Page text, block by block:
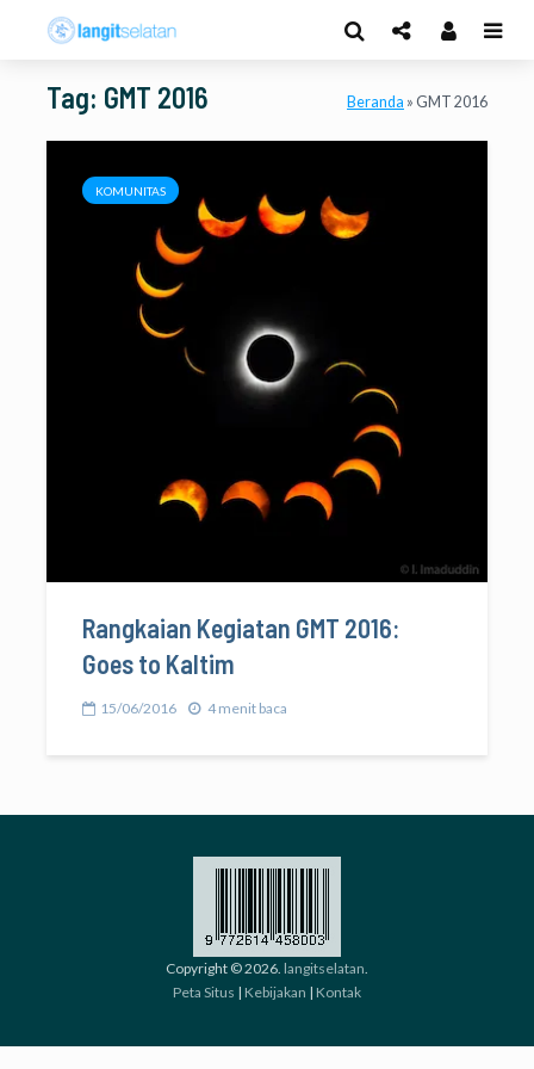
Tag: GMT 2016 Beranda » GMT 2016
KOMUNITAS
Rangkaian Kegiatan GMT 2016:
Goes to Kaltim
15/06/2016 4 menit baca
Copyright © 2026. langitselatan.
Peta Situs | Kebijakan | Kontak